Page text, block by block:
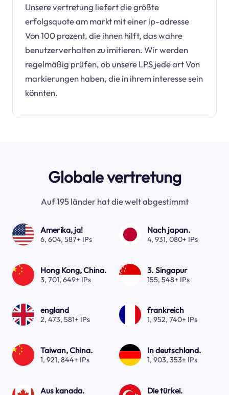
Unsere vertretung liefert die größte
erfolgsquote am markt mit einer ip-adresse
Von 100 prozent, die ihnen hilft, das wahre
benutzerverhalten zu imitieren. Wir werden
regelmäßig prüfen, ob unsere LPS jede art Von
markierungen haben, die in ihrem interesse sein
könnten.
Globale vertretung
Auf 195 länder hat die welt abgestimmt
Amerika, ja!
6, 604, 587+ IPs
Nach japan.
4, 931, 080+ IPs
Hong Kong, China.
3, 701, 649+ IPs
3. Singapur
155, 548+ IPs
england
2, 473, 581+ IPs
frankreich
1, 952, 740+ IPs
Taiwan, China.
1, 921, 844+ IPs
In deutschland.
1, 903, 353+ IPs
Aus kanada. Die türkei.